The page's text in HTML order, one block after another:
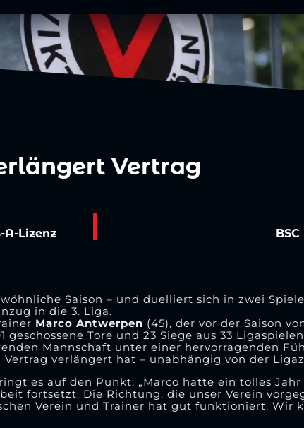
Vertrag
A-Lizenz
Saison – und duelliert sich in zwei
in die 3. Liga.
Marco Antwerpen (45), der vor der Saison
Tore und 23 Siege aus 33
Mannschaft unter einer hervorragenden
Vertrag verlängert hat – unabhängig von der
es auf den Punkt: „Marco hatte ein tolles
fortsetzt. Die Richtung, die unser Verein
Verein und Trainer hat gut funktioniert. Wir